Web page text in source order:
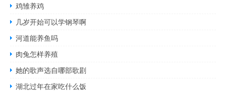
鸡雏养鸡
几岁开始可以学钢琴啊
河道能养鱼吗
肉兔怎样养殖
她的歌声选自哪部歌剧
湖北过年在家吃什么饭